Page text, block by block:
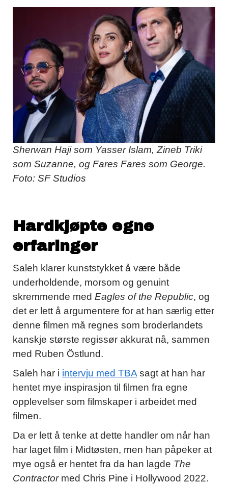
Sherwan Haji som Yasser Islam, Zineb Triki
som Suzanne, og Fares Fares som George.
Foto: SF Studios
Hardkjøpte egne
erfaringer
Saleh klarer kunststykket å være både
underholdende, morsom og genuint
skremmende med Eagles of the Republic, og
det er lett å argumentere for at han særlig etter
denne filmen må regnes som broderlandets
kanskje største regissør akkurat nå, sammen
med Ruben Östlund.
Saleh har i intervju med TBA sagt at han har
hentet mye inspirasjon til filmen fra egne
opplevelser som filmskaper i arbeidet med
filmen.
Da er lett å tenke at dette handler om når han
har laget film i Midtøsten, men han påpeker at
mye også er hentet fra da han lagde The
Contractormed Chris Pine i Hollywood 2022.